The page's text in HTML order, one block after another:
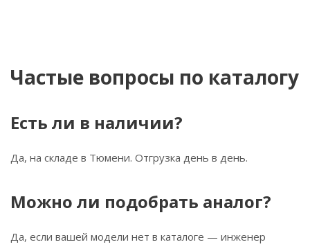
Частые вопросы по каталогу
Есть ли в наличии?
Да, на складе в Тюмени. Отгрузка день в день.
Можно ли подобрать аналог?
Да, если вашей модели нет в каталоге — инженер